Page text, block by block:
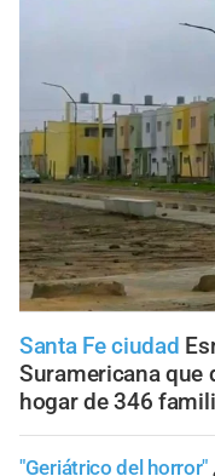
Santa Fe ciudad
Suramericana que
hogar de 346
"Geriátrico del horror"